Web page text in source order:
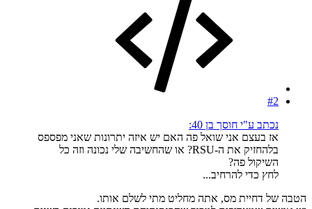
#2
נכתב ע"י חוסך בן 40:
אז בעצם אני שואל פה האם יש איזה יתרונות שאני מפספס
בלהחזיק את ה-RSU? או שהחשיבה שלי נכונה וזה כל
השיקול פה?
לחץ כדי להרחיב...
הטבה של דחיית מס, אתה מחליט מתי לשלם אותו.